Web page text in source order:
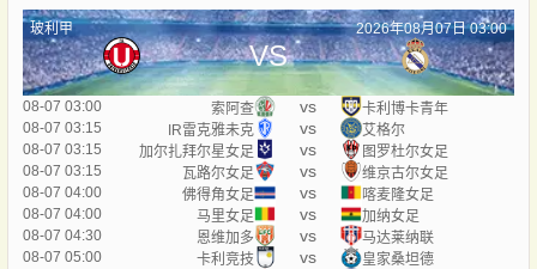
玻利甲 2026年08月07日 03:00
VS
08-07 03:00 索阿查 vs
卡利博卡青年
08-07 03:15
IR雷克雅未克 vs
艾格尔
08-07 03:15
加尔扎拜尔星女足 vs
图罗杜尔女足
08-07 03:15
瓦路尔女足 vs
维京古尔女足
08-07 04:00
佛得角女足 vs
喀麦隆女足
08-07 04:00
马里女足 vs
加纳女足
08-07 04:30
恩维加多 vs
马达莱纳联
08-07 05:00
卡利竞技 vs
皇家桑坦德